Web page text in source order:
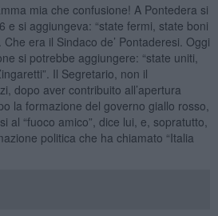
mia che confusione! A Pontedera si
e si aggiungeva: “state fermi, state boni
era il Sindaco de’ Pontaderesi. Oggi
si potrebbe aggiungere: “state uniti,
Il Segretario, non il
dopo aver contribuito all’apertura
la formazione del governo giallo rosso,
al “fuoco amico”, dice lui, e, sopratutto,
politica che ha chiamato “Italia